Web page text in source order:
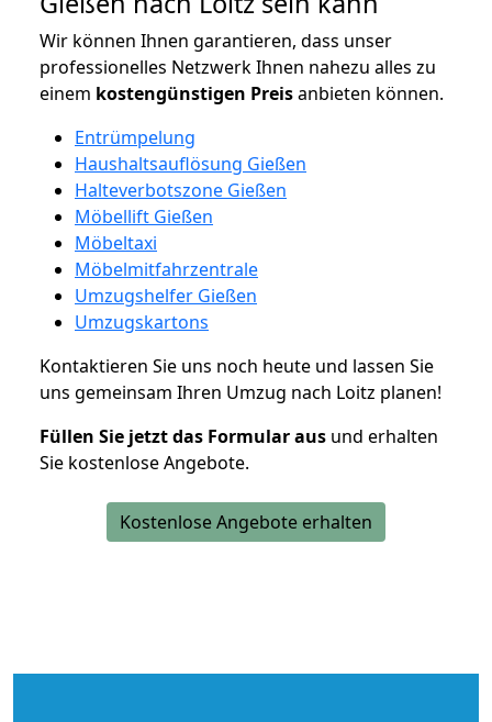
Wir können Ihnen garantieren, dass unser
professionelles Netzwerk Ihnen nahezu alles zu
einem kostengünstigen Preisanbieten können.
Entrümpelung
Haushaltsauflösung Gießen
Halteverbotszone Gießen
Möbellift Gießen
Möbeltaxi
Möbelmitfahrzentrale
Umzugshelfer Gießen
Umzugskartons
Kontaktieren Sie uns noch heute und lassen Sie
uns gemeinsam Ihren Umzug nach Loitz planen!
Füllen Sie jetzt das Formular aus und erhalten
Sie kostenlose Angebote.
Kostenlose Angebote erhalten